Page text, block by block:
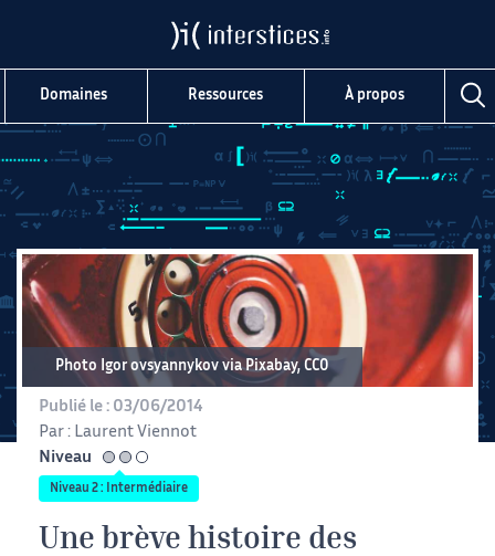
Domaines Ressources À propos
Photo Igor ovsyannykov via Pixabay, CC0
Publié le : 03/06/2014
Par : Laurent Viennot
Niveau
intermédiaire
Niveau 2 : Intermédiaire
Une brève histoire des